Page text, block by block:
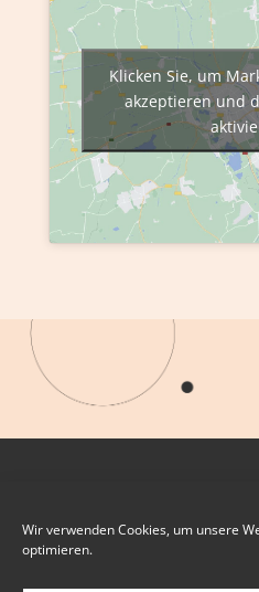
Wir verwenden Cookies, um unsere
optimieren.
Klicken Sie, um
akzeptieren und